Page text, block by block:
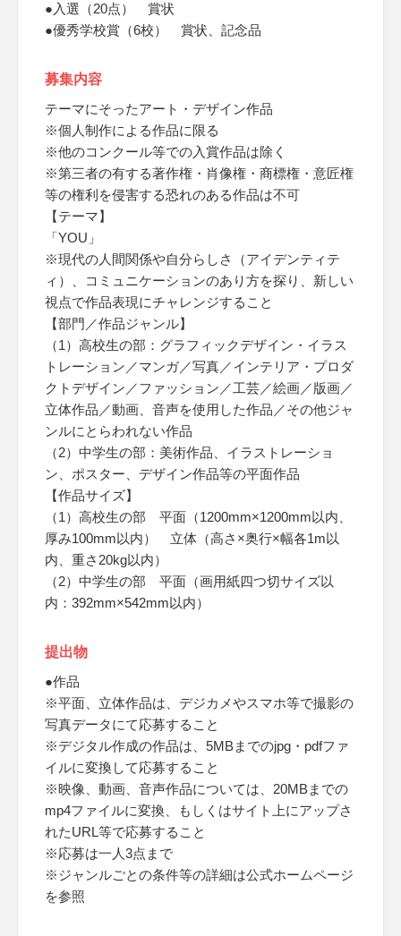
●入選（20点） 賞状
●優秀学校賞（6校） 賞状、記念品
募集内容
テーマにそったアート・デザイン作品
※個人制作による作品に限る
※他のコンクール等での入賞作品は除く
※第三者の有する著作権・肖像権・商標権・意匠権
等の権利を侵害する恐れのある作品は不可
【テーマ】
「YOU」
※現代の人間関係や自分らしさ（アイデンティテ
ィ）、コミュニケーションのあり方を探り、新しい
視点で作品表現にチャレンジすること
【部門／作品ジャンル】
（1）高校生の部：グラフィックデザイン・イラス
トレーション／マンガ／写真／インテリア・プロダ
クトデザイン／ファッション／工芸／絵画／版画／
立体作品／動画、音声を使用した作品／その他ジャ
ンルにとらわれない作品
（2）中学生の部：美術作品、イラストレーショ
ン、ポスター、デザイン作品等の平面作品
【作品サイズ】
（1）高校生の部 平面（1200mm×1200mm以内、
厚み100mm以内） 立体（高さ×奥行×幅各1m以
内、重さ20kg以内）
（2）中学生の部 平面（画用紙四つ切サイズ以
内：392mm×542mm以内）
提出物
●作品
※平面、立体作品は、デジカメやスマホ等で撮影の
写真データにて応募すること
※デジタル作成の作品は、5MBまでのjpg・pdfファ
イルに変換して応募すること
※映像、動画、音声作品については、20MBまでの
mp4ファイルに変換、もしくはサイト上にアップさ
れたURL等で応募すること
※応募は一人3点まで
※ジャンルごとの条件等の詳細は公式ホームページ
を参照